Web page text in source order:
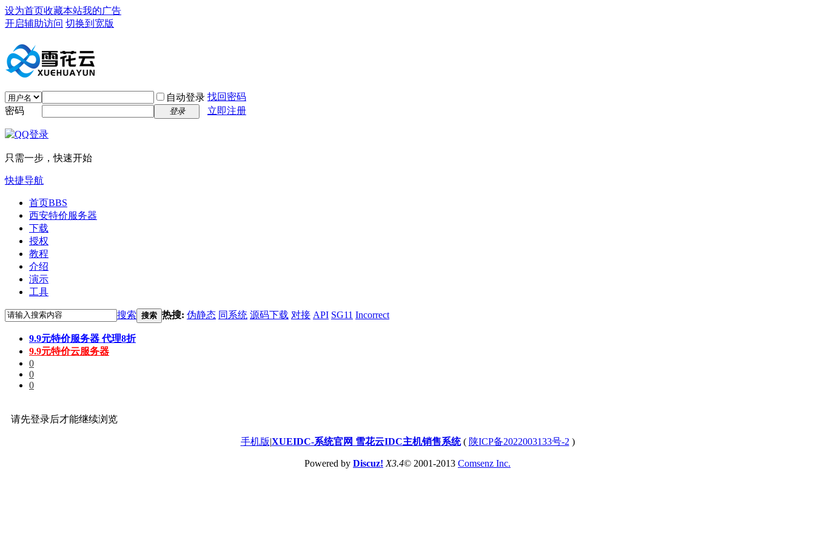
设为首页收藏本站我的广告
开启辅助访问 切换到宽版
自动登录 找回密码
密码
登录 立即注册
只需一步，快速开始
快捷导航
首页BBS
西安特价服务器
下载
授权
教程
介绍
演示
工具
搜索 搜索 热搜: 伪静态 同系统 源码下载 对接 API SG11 Incorrect
9.9元特价服务器 代理8折
9.9元特价云服务器
0
0
0
请先登录后才能继续浏览
手机版|XUEIDC-系统官网 雪花云IDC主机销售系统( 陕ICP备2022003133号-2 )
Powered by Discuz! X3.4© 2001-2013 Comsenz Inc.